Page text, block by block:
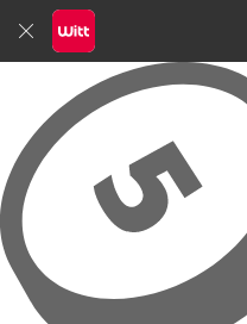
Přeskočit na hlavní obsah